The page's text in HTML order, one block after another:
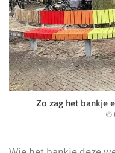
Zo zag het bankje
©